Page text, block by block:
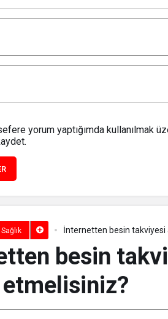
yorum yaptığımda kullanılmak
Sağlık İnternetten besin takviyesi
besin